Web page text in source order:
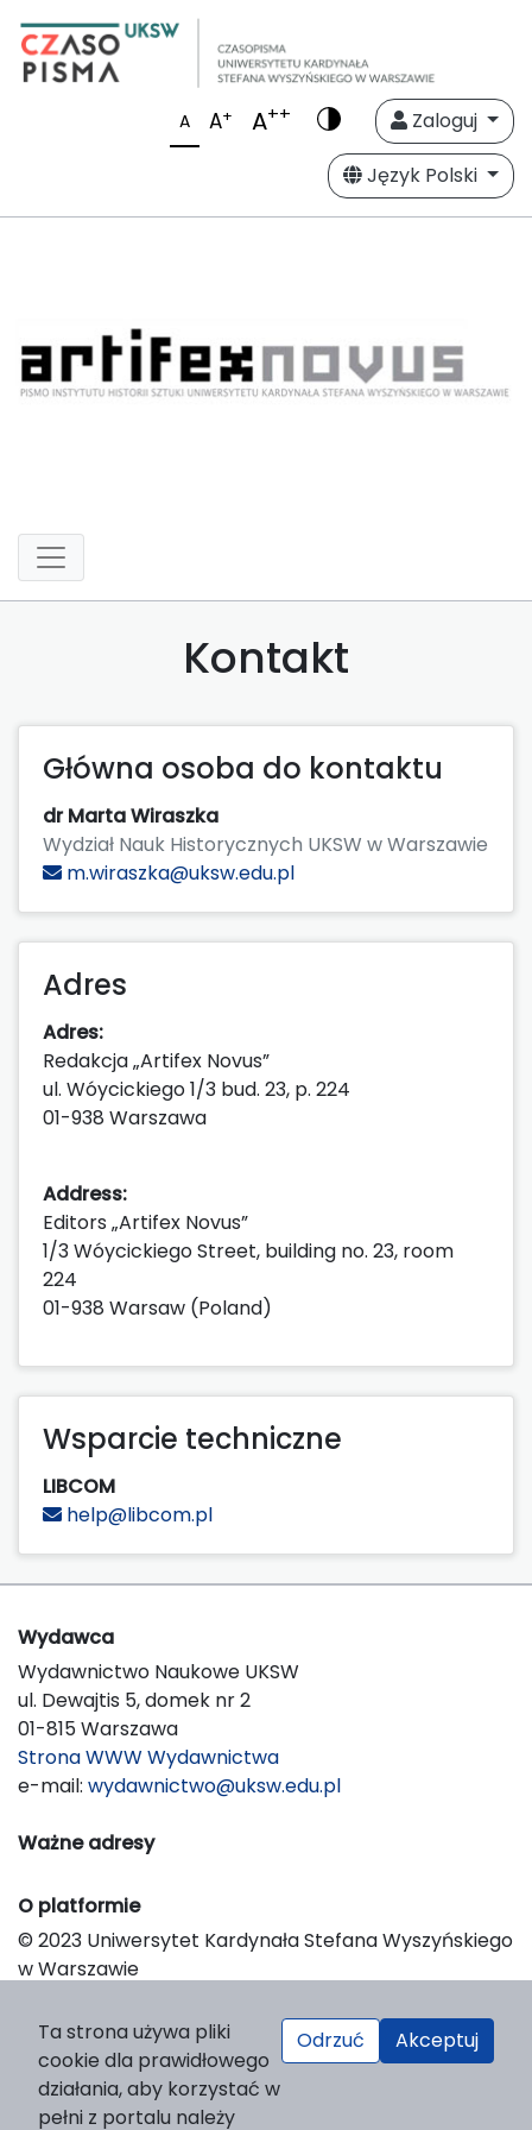
A A+ A++
Zaloguj
Język Polski
Kontakt
Główna osoba do kontaktu
dr Marta Wiraszka
Wydział Nauk Historycznych UKSW w Warszawie
m.wiraszka@uksw.edu.pl
Adres
Adres:
Redakcja „Artifex Novus”
ul. Wóycickiego 1/3 bud. 23, p. 224
01-938 Warszawa
Address:
Editors „Artifex Novus”
1/3 Wóycickiego Street, building no. 23, room
224
01-938 Warsaw (Poland)
Wsparcie techniczne
LIBCOM
help@libcom.pl
Wydawca
Wydawnictwo Naukowe UKSW
ul. Dewajtis 5, domek nr 2
01-815 Warszawa
Strona WWW Wydawnictwa
e-mail: wydawnictwo@uksw.edu.pl
Ważne adresy
O platformie
© 2023 Uniwersytet Kardynała Stefana Wyszyńskiego
w Warszawie
Platform & Workflow by OJS/PKP
Ta strona używa pliki
cookie dla prawidłowego
działania, aby korzystać w
pełni z portalu należy
Odrzuć Akceptuj